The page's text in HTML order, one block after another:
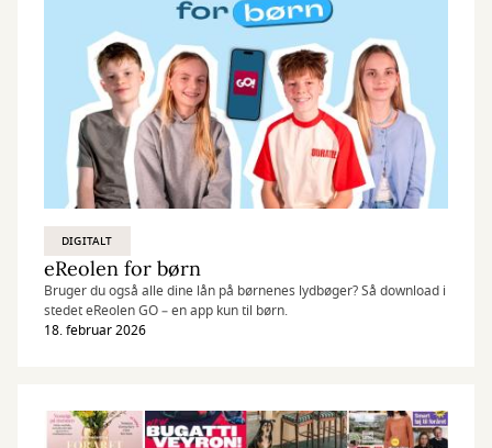
DIGITALT
eReolen for børn
Bruger du også alle dine lån på børnenes lydbøger? Så download i
stedet eReolen GO – en app kun til børn.
18. februar 2026